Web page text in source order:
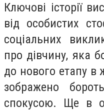
Ключові історії
від особистих
соціальних
про дівчину, яка
до нового етапу в
зображено
спокусою. Ще в